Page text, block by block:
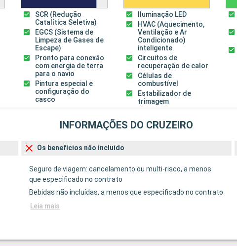
SCR (Redução
Catalítica Seletiva)
EGCS (Sistema de
Limpeza de Gases de
Escape)
Pronto para conexão
com energia de terra
para o navio
Pintura especial e
configuração do
casco
Iluminação LED
HVAC (Aquecimento,
Ventilação e Ar
Condicionado)
inteligente
Circuitos de
recuperação de calor
Células de
combustível
Estabilizador de
trimagem
INFORMAÇÕES DO CRUZEIRO
Os benefícios não incluído
Seguro de viagem: cancelamento ou multi-risco, a menos
que especificado no contrato
Bebidas não incluídas, a menos que especificado no contrato
Leia mais